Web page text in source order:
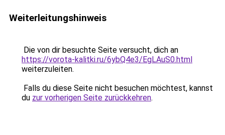
Weiterleitungshinweis
Die von dir besuchte Seite versucht, dich an
https://vorota-kalitki.ru/6ybQ4e3/EgLAuS0.html
weiterzuleiten.
Falls du diese Seite nicht besuchen möchtest, kannst
du zur vorherigen Seite zurückkehren.